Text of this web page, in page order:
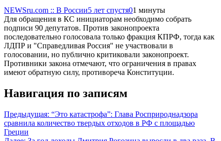
NEWSru.com :: В России5 лет спустя01 минуты
Для обращения в КС инициаторам необходимо собрать
подписи 90 депутатов. Против законопроекта
последовательно голосовала только фракция КПРФ, тогда как
ЛДПР и "Справедливая Россия" не участвовали в
голосовании, но публично критиковали законопроект.
Противники закона отмечают, что ограничения в правах
имеют обратную силу, противореча Конституции.
Навигация по записям
Предыдущая: “Это катастрофа”: Глава Росприроднадзора
сравнила количество твердых отходов в РФ с площадью
Греции